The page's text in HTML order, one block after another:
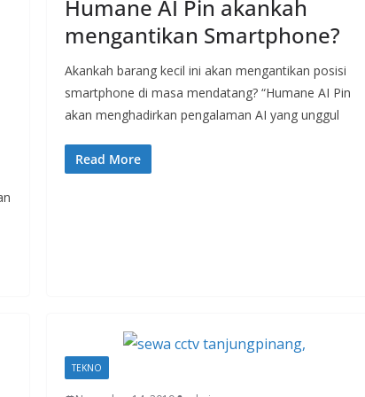
Humane AI Pin akankah
mengantikan Smartphone?
Akankah barang kecil ini akan mengantikan posisi
smartphone di masa mendatang? “Humane AI Pin
akan menghadirkan pengalaman AI yang unggul
Read More
TEKNO